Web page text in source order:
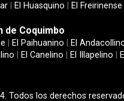
El Huasquino El Freirinense
de Coquimbo
El Paihuanino El
El Canelino El Illapelino
Todos los derechos